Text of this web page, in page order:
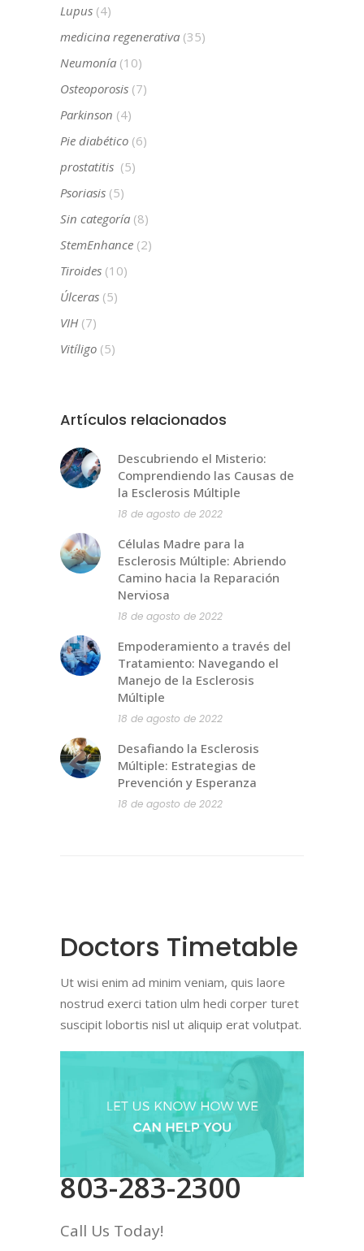
Lupus (4)
medicina regenerativa (35)
Neumonía (10)
Osteoporosis (7)
Parkinson (4)
Pie diabético (6)
prostatitis (5)
Psoriasis (5)
Sin categoría (8)
StemEnhance (2)
Tiroides (10)
Úlceras (5)
VIH (7)
Vitíligo (5)
Artículos relacionados
Descubriendo el Misterio:
Comprendiendo las Causas de
la Esclerosis Múltiple
18 de agosto de 2022
Células Madre para la
Esclerosis Múltiple: Abriendo
Camino hacia la Reparación
Nerviosa
18 de agosto de 2022
Empoderamiento a través del
Tratamiento: Navegando el
Manejo de la Esclerosis
Múltiple
18 de agosto de 2022
Desafiando la Esclerosis
Múltiple: Estrategias de
Prevención y Esperanza
18 de agosto de 2022
Doctors Timetable
Ut wisi enim ad minim veniam, quis laore
nostrud exerci tation ulm hedi corper turet
suscipit lobortis nisl ut aliquip erat volutpat.
803-283-2300
Call Us Today!